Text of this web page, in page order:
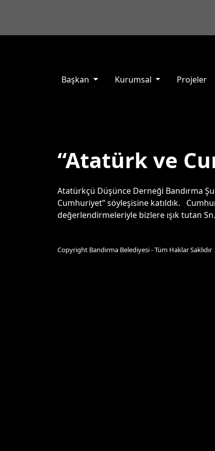
Başkan Kurumsal Projeler
“Atatürk ve
Atatürkçü Düşünce Derneği Bandırma
Cumhuriyet” söyleşisine katıldık.
değerlendirmeleriyle bizlere ışık tutan
Copyright Bandırma Belediyesi - Tüm Haklar Saklıdır